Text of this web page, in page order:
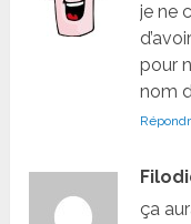
je ne
pour
nom
ça